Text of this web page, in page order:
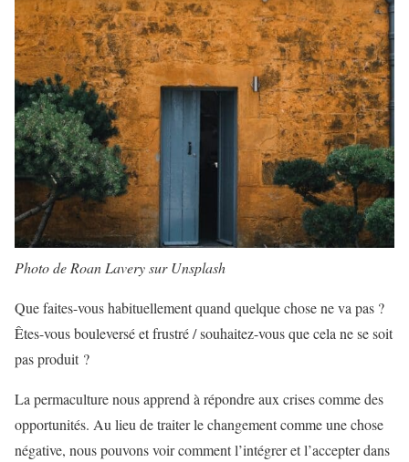
Photo de Roan Lavery sur Unsplash
Que faites-vous habituellement quand quelque chose ne va pas ?
Êtes-vous bouleversé et frustré / souhaitez-vous que cela ne se soit
pas produit ?
La permaculture nous apprend à répondre aux crises comme des
opportunités. Au lieu de traiter le changement comme une chose
négative, nous pouvons voir comment l’intégrer et l’accepter dans